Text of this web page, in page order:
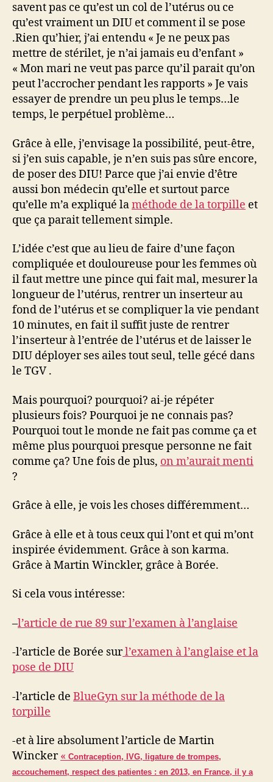
savent pas ce qu’est un col de l’utérus ou ce
qu’est vraiment un DIU et comment il se pose
.Rien qu’hier, j’ai entendu « Je ne peux pas
mettre de stérilet, je n’ai jamais eu d’enfant »
« Mon mari ne veut pas parce qu’il parait qu’on
peut l’accrocher pendant les rapports » Je vais
essayer de prendre un peu plus le temps…le
temps, le perpétuel problème…
Grâce à elle, j’envisage la possibilité, peut-être,
si j’en suis capable, je n’en suis pas sûre encore,
de poser des DIU! Parce que j’ai envie d’être
aussi bon médecin qu’elle et surtout parce
qu’elle m’a expliqué laméthode de la torpille et
que ça parait tellement simple.
L’idée c’est que au lieu de faire d’une façon
compliquée et douloureuse pour les femmes où
il faut mettre une pince qui fait mal, mesurer la
longueur de l’utérus, rentrer un inserteur au
fond de l’utérus et se compliquer la vie pendant
10 minutes, en fait il suffit juste de rentrer
l’inserteur à l’entrée de l’utérus et de laisser le
DIU déployer ses ailes tout seul, telle gécé dans
le TGV .
Mais pourquoi? pourquoi? ai-je répéter
plusieurs fois? Pourquoi je ne connais pas?
Pourquoi tout le monde ne fait pas comme ça et
même plus pourquoi presque personne ne fait
comme ça? Une fois de plus, on m’aurait menti
?
Grâce à elle, je vois les choses différemment…
Grâce à elle et à tous ceux qui l’ont et qui m’ont
inspirée évidemment. Grâce à son karma.
Grâce à Martin Winckler, grâce à Borée.
Si cela vous intéresse:
–l’article de rue 89 sur l’examen à l’anglaise
-l’article de Borée surl’examen à l’anglaise et la
pose de DIU
-l’article de BlueGyn sur la méthode de la
torpille
-et à lire absolument l’article de Martin
Wincker« Contraception, IVG, ligature de trompes,
accouchement, respect des patientes : en 2013, en France, il y a